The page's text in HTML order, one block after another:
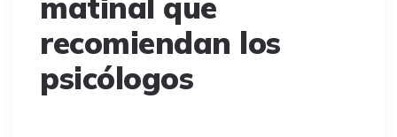
recomiendan los
psicólogos